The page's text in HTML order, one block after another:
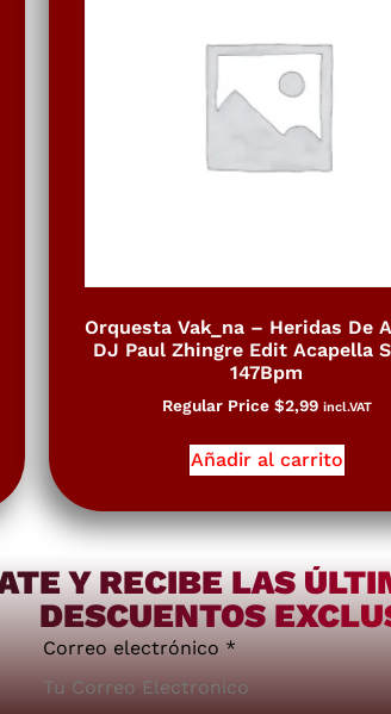
Orquesta Vak_na – Heridas De
DJ Paul Zhingre Edit Acapella
147Bpm
Regular Price $2,99 incl.VAT
Añadir al carrito
Y RECIBE LAS
DESCUENTOS
Correo electrónico *